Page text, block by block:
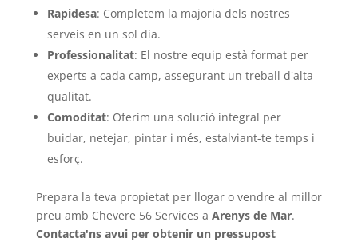
Rapidesa: Completem la majoria dels nostres
serveis en un sol dia.
Professionalitat: El nostre equip està format per
experts a cada camp, assegurant un treball d'alta
qualitat.
Comoditat: Oferim una solució integral per
buidar, netejar, pintar i més, estalviant-te temps i
esforç.
Prepara la teva propietat per llogar o vendre al millor
preu amb Chevere 56 Services a Arenys de Mar.
Contacta'ns avui per obtenir un pressupost